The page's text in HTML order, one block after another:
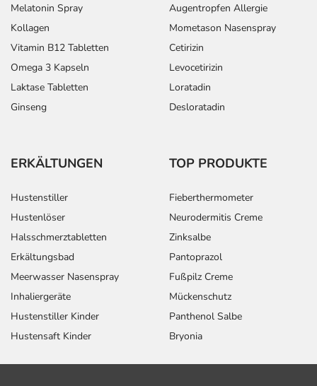
anwenden oder deren Anwendung schon einige Zeit
zurückliegt.
Bitte verwenden Sie dieses Arzneimittel nicht mehr nach
dem auf der Packung oder der Umverpackung
sich auf den letzten Tag des angegebenen Monats.
Melatonin Spray
Kollagen
Vitamin B12 Tabletten
Omega 3 Kapseln
Laktase Tabletten
Ginseng
Augentropfen Allergie
Mometason Nasenspray
Cetirizin
Levocetirizin
Loratadin
Desloratadin
ERKÄLTUNGEN
Hustenstiller
Hustenlöser
Halsschmerztabletten
Erkältungsbad
Meerwasser Nasenspray
Inhaliergeräte
Hustenstiller Kinder
Hustensaft Kinder
TOP PRODUKTE
Fieberthermometer
Neurodermitis Creme
Zinksalbe
Pantoprazol
Fußpilz Creme
Mückenschutz
Panthenol Salbe
Bryonia